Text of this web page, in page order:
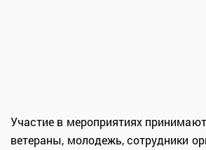
Участие в мероприятиях
ветераны, молодежь, сотрудники